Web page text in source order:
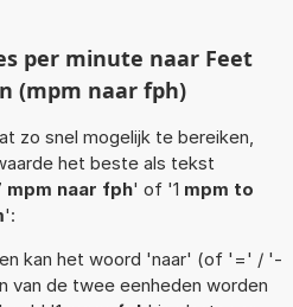
per minute naar Feet
(mpm naar fph)
zo snel mogelijk te bereiken,
het beste als tekst
mpm naar fph' of '1 mpm to
':
kan het woord 'naar' (of '=' / '-
van de twee eenheden worden